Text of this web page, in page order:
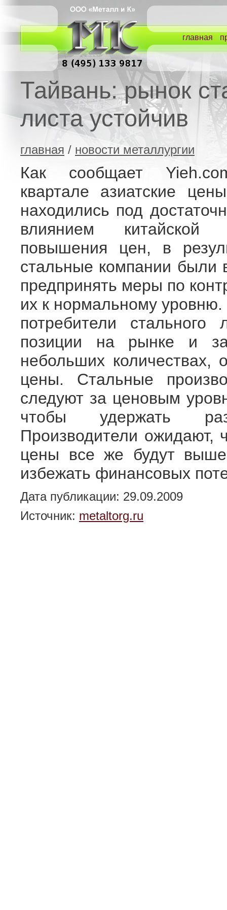
главная
Тайвань: рынок
листа устойчив
главная / новости металлургии
Как сообщает
квартале азиатские
находились под
влиянием китайской
повышения цен, в
стальные компании были
предпринять меры по
их к нормальному
потребители
позиции на рынке и
небольших
цены. Стальные
следуют за ценовым
чтобы удержать
Производители ожидают,
цены все же будут
избежать финансовых
Дата публикации: 29.09.2009
Источник: metaltorg.ru